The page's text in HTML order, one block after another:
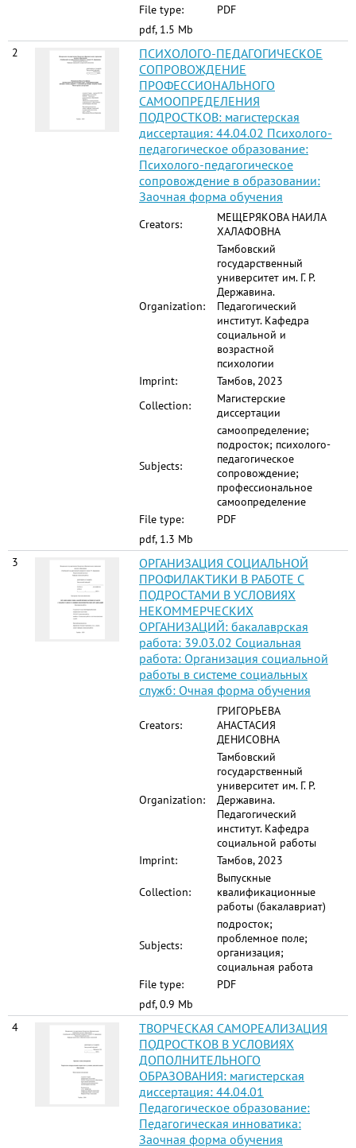
File type:
PDF
pdf, 1.5 Mb
2
ПСИХОЛОГО-ПЕДАГОГИЧЕСКОЕ
СОПРОВОЖДЕНИЕ
ПРОФЕССИОНАЛЬНОГО
САМООПРЕДЕЛЕНИЯ
ПОДРОСТКОВ: магистерская
диссертация: 44.04.02 Психолого-
педагогическое образование:
Психолого-педагогическое
сопровождение в образовании:
Заочная форма обучения
Creators:
МЕЩЕРЯКОВА НАИЛА
ХАЛАФОВНА
Organization:
Тамбовский
государственный
университет им. Г. Р.
Державина.
Педагогический
институт. Кафедра
социальной и
возрастной
психологии
Imprint:
Тамбов, 2023
Collection:
Магистерские
диссертации
Subjects:
самоопределение;
подросток; психолого-
педагогическое
сопровождение;
профессиональное
самоопределение
File type:
PDF
pdf, 1.3 Mb
3
ОРГАНИЗАЦИЯ СОЦИАЛЬНОЙ
ПРОФИЛАКТИКИ В РАБОТЕ С
ПОДРОСТАМИ В УСЛОВИЯХ
НЕКОММЕРЧЕСКИХ
ОРГАНИЗАЦИЙ: бакалаврская
работа: 39.03.02 Социальная
работа: Организация социальной
работы в системе социальных
служб: Очная форма обучения
Creators:
ГРИГОРЬЕВА
АНАСТАСИЯ
ДЕНИСОВНА
Organization:
Тамбовский
государственный
университет им. Г. Р.
Державина.
Педагогический
институт. Кафедра
социальной работы
Imprint:
Тамбов, 2023
Collection:
Выпускные
квалификационные
работы (бакалавриат)
Subjects:
подросток;
проблемное поле;
организация;
социальная работа
File type:
PDF
pdf, 0.9 Mb
4
ТВОРЧЕСКАЯ САМОРЕАЛИЗАЦИЯ
ПОДРОСТКОВ В УСЛОВИЯХ
ДОПОЛНИТЕЛЬНОГО
ОБРАЗОВАНИЯ: магистерская
диссертация: 44.04.01
Педагогическое образование:
Педагогическая инноватика:
Заочная форма обучения